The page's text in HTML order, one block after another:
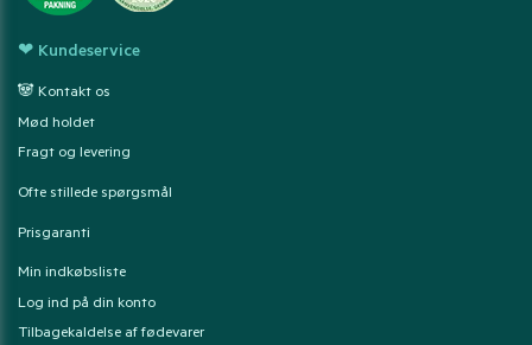
❤ Kundeservice
🐼 Kontakt os
Mød holdet
Fragt og levering
Ofte stillede spørgsmål
Prisgaranti
Min indkøbsliste
Log ind på din konto
Tilbagekaldelse af fødevarer